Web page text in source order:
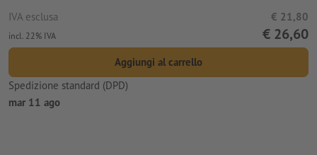
IVA esclusa € 21,80
incl. 22% IVA € 26,60
Aggiungi al carrello
Spedizione standard (DPD)
mar 11 ago